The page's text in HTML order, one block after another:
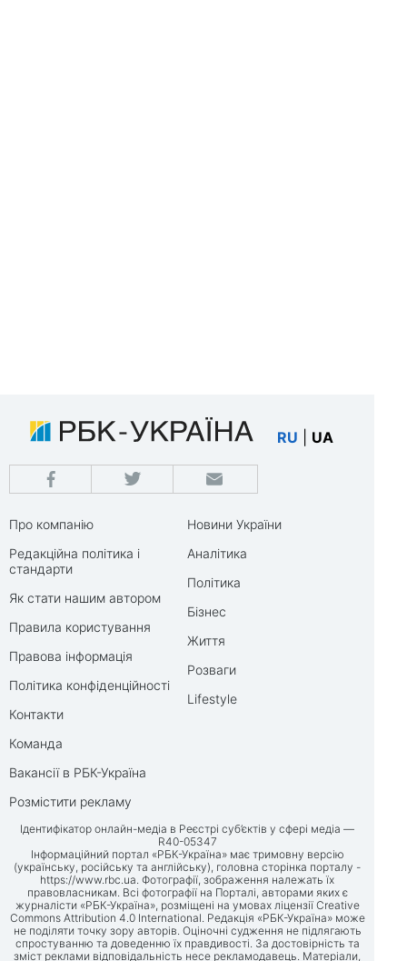
RU UA
Про компанію
Редакційна політика і
стандарти
Як стати нашим автором
Правила користування
Правова інформація
Політика конфіденційності
Контакти
Команда
Вакансії в РБК-Україна
Розмістити рекламу
Новини України
Аналітика
Політика
Бізнес
Життя
Розваги
Lifestyle
Ідентифікатор онлайн-медіа в Реєстрі суб’єктів у сфері медіа —
R40-05347
Інформаційний портал «РБК-Україна» має тримовну версію
(українську, російську та англійську), головна сторінка порталу -
https://www.rbc.ua . Фотографії, зображення належать їх
правовласникам. Всі фотографії на Порталі, авторами яких є
журналісти «РБК-Україна», розміщені на умовах ліцензії Creative
Commons Attribution 4.0 International. Редакція «РБК-Україна» може
не поділяти точку зору авторів. Оціночні судження не підлягають
спростуванню та доведенню їх правдивості. За достовірність та
зміст реклами відповідальність несе рекламодавець. Матеріали,